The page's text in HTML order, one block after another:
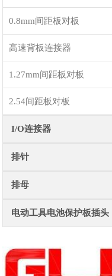
0.8mm间距板对板
高速背板连接器
1.27mm间距板对板
2.54间距板对板
I/O连接器
排针
排母
电动工具电池保护板插头